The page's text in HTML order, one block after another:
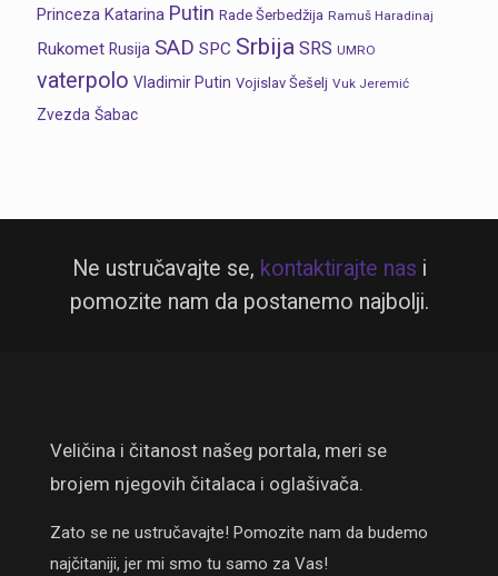
Princeza Katarina Putin Rade Šerbedžija Ramuš Haradinaj
Rukomet Rusija SAD SPC Srbija SRS UMRO
vaterpolo Vladimir Putin Vojislav Šešelj Vuk Jeremić
Zvezda Šabac
Ne ustručavajte se, kontaktirajte nas i
pomozite nam da postanemo najbolji.
Veličina i čitanost našeg portala, meri se
brojem njegovih čitalaca i oglašivača.
Zato se ne ustručavajte! Pomozite nam da budemo
najčitaniji, jer mi smo tu samo za Vas!